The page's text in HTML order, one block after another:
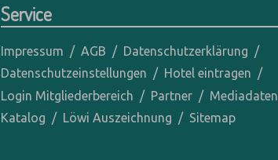
Service
Impressum AGB
Datenschutzerklärung
Datenschutzeinstellungen
Hotel eintragen
Login Mitgliederbereich
Partner
Mediadaten
Katalog
Löwi Auszeichnung Sitemap